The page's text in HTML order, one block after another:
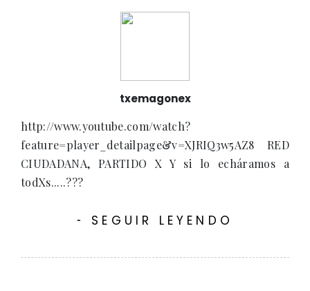
txemagonex
http://www.youtube.com/watch?
feature=player_detailpage&v=XJRIQ3w5AZ8 RED
CIUDADANA, PARTIDO X Y si lo echáramos a
todXs.....???
- SEGUIR LEYENDO